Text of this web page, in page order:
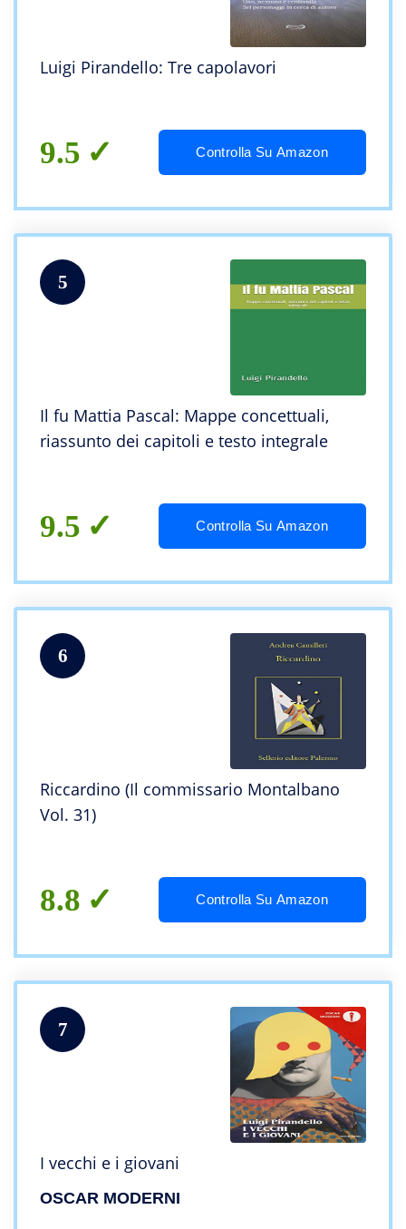
Luigi Pirandello: Tre capolavori
9.5 Controlla Su Amazon
5
Il fu Mattia Pascal: Mappe concettuali,
riassunto dei capitoli e testo integrale
9.5 Controlla Su Amazon
6
Riccardino (Il commissario Montalbano
Vol. 31)
8.8 Controlla Su Amazon
7
I vecchi e i giovani
OSCAR MODERNI